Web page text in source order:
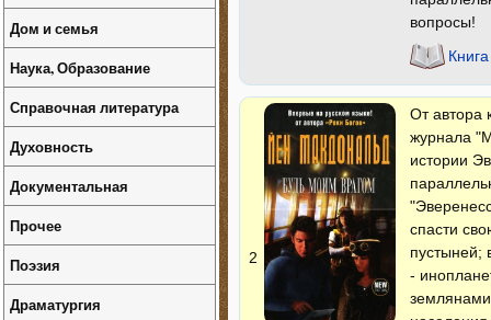
вопросы!
2
От автора
журнала
истории
спасти
пустыней;
-
Дом и семья
Наука, Образование
Справочная литература
Духовность
Документальная
Прочее
Поэзия
Драматургия